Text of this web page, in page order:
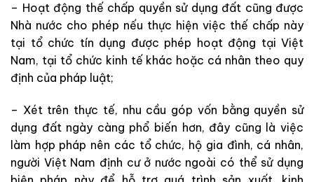
– Hoạt động thế chấp quyền sử dụng đất cũng được
Nhà nước cho phép nếu thực hiện việc thế chấp này
tại tổ chức tín dụng được phép hoạt động tại Việt
Nam, tại tổ chức kinh tế khác hoặc cá nhân theo quy
định của pháp luật;
– Xét trên thực tế, nhu cầu góp vốn bằng quyền sử
dụng đất ngày càng phổ biến hơn, đây cũng là việc
làm hợp pháp nên các tổ chức, hộ gia đình, cá nhân,
người Việt Nam định cư ở nước ngoài có thể sử dụng